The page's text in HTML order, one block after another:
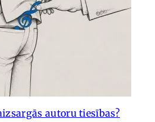
autoru tiesības?